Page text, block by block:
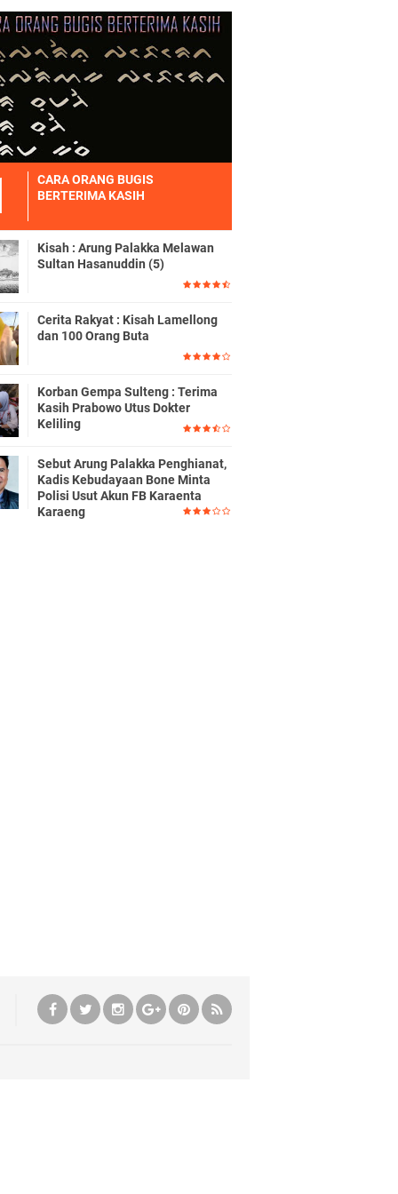
CARA ORANG BUGIS
BERTERIMA KASIH
Kisah : Arung Palakka Melawan
Sultan Hasanuddin (5)
Cerita Rakyat : Kisah Lamellong
dan 100 Orang Buta
Korban Gempa Sulteng : Terima
Kasih Prabowo Utus Dokter
Keliling
Sebut Arung Palakka Penghianat,
Kadis Kebudayaan Bone Minta
Polisi Usut Akun FB Karaenta
Karaeng